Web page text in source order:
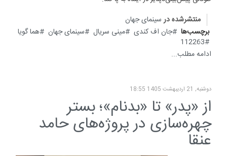
منتشرشده در سینمای جهان
برچسب‌ها
جان اف کندی مینی سریال سینمای جهان
هما گویا
112263
ادامه مطلب...
دوشنبه, 21 ارديبهشت 1405 18:55
از «پدر» تا «بدنام»؛ بستر
چهره‌سازی در پروژه‌های حامد
عنقا